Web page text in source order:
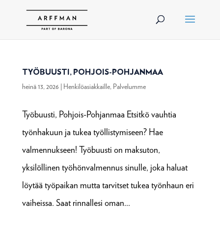
TYÖBUUSTI, POHJOIS-POHJANMAA
heinä 13, 2026
Henkilöasiakkaille, Palvelumme
Työbuusti, Pohjois-Pohjanmaa Etsitkö vauhtia
työnhakuun ja tukea työllistymiseen? Hae
valmennukseen! Työbuusti on maksuton,
yksilöllinen työhönvalmennus sinulle, joka haluat
löytää työpaikan mutta tarvitset tukea työnhaun eri
vaiheissa. Saat rinnallesi oman...